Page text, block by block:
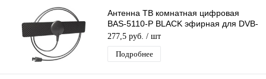
Антенна ТВ комнатная цифровая
BAS-5110-P BLACK эфирная для DVB-
T2 телевидения (в пакете) Рэмо
277,5 руб. / шт
Подробнее